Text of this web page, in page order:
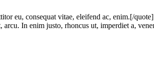
eu, consequat vitae, eleifend ac, enim.[/
In enim justo, rhoncus ut, imperdiet a,